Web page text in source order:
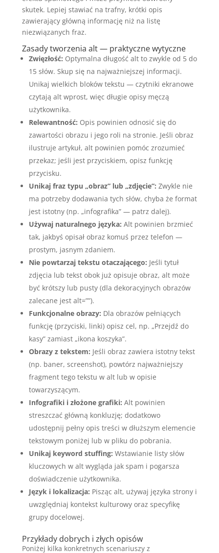
skutek. Lepiej stawiać na trafny, krótki opis
zawierający główną informację niż na listę
niezwiązanych fraz.
Zasady tworzenia alt — praktyczne wytyczne
Zwięzłość: Optymalna długość alt to zwykle od 5 do
15 słów. Skup się na najważniejszej informacji.
Unikaj wielkich bloków tekstu — czytniki ekranowe
czytają alt wprost, więc długie opisy męczą
użytkownika.
Relewantność: Opis powinien odnosić się do
zawartości obrazu i jego roli na stronie. Jeśli obraz
ilustruje artykuł, alt powinien pomóc zrozumieć
przekaz; jeśli jest przyciskiem, opisz funkcję
przycisku.
Unikaj fraz typu „obraz” lub „zdjęcie”: Zwykle nie
ma potrzeby dodawania tych słów, chyba że format
jest istotny (np. „infografika” — patrz dalej).
Używaj naturalnego języka: Alt powinien brzmieć
tak, jakbyś opisał obraz komuś przez telefon —
prostym, jasnym zdaniem.
Nie powtarzaj tekstu otaczającego: Jeśli tytuł
zdjęcia lub tekst obok już opisuje obraz, alt może
być krótszy lub pusty (dla dekoracyjnych obrazów
zalecane jest alt=””).
Funkcjonalne obrazy: Dla obrazów pełniących
funkcję (przyciski, linki) opisz cel, np. „Przejdź do
kasy” zamiast „ikona koszyka”.
Obrazy z tekstem: Jeśli obraz zawiera istotny tekst
(np. baner, screenshot), powtórz najważniejszy
fragment tego tekstu w alt lub w opisie
towarzyszącym.
Infografiki i złożone grafiki: Alt powinien
streszczać główną konkluzję; dodatkowo
udostępnij pełny opis treści w dłuższym elemencie
tekstowym poniżej lub w pliku do pobrania.
Unikaj keyword stuffing: Wstawianie listy słów
kluczowych w alt wygląda jak spam i pogarsza
doświadczenie użytkownika.
Język i lokalizacja: Pisząc alt, używaj języka strony i
uwzględniaj kontekst kulturowy oraz specyfikę
grupy docelowej.
Przykłady dobrych i złych opisów
Poniżej kilka konkretnych scenariuszy z